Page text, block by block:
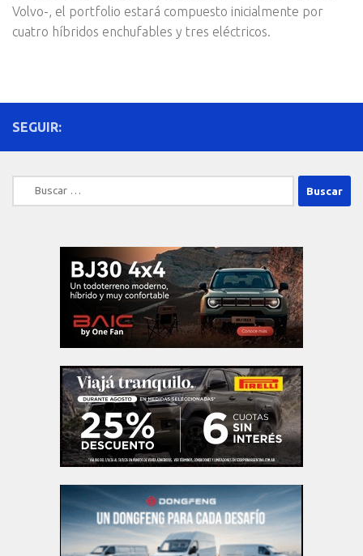
Volvo-, el portfolio estará compuesto inicialmente por
cuatro híbridos enchufables y tres eléctricos.
SEGUIR:
Buscar: